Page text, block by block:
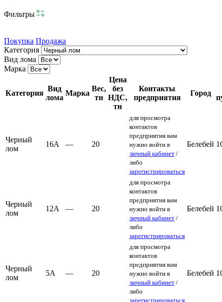
Фильтры
Покупка Продажа
Категория
Вид лома
Марка
Категория
Вид
лома
Марка
Вес,
тн
Цена
без
НДС,
тн
Контакты
предприятия
Город
Черный
лом
16А — 20
для просмотра
контактов
предприятия вам
нужно войти в
личный кабинет /
либо
зарегистрироваться
Белебей
Черный
лом
12А — 20
для просмотра
контактов
предприятия вам
нужно войти в
личный кабинет /
либо
зарегистрироваться
Белебей
Черный
лом
5А — 20
для просмотра
контактов
предприятия вам
нужно войти в
личный кабинет /
либо
зарегистрироваться
Белебей